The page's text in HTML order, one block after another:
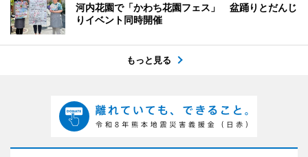
河内花園で「かわち花園フェス」 盆踊りとだんじ
りイベント同時開催
もっと見る